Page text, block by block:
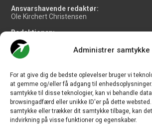
Administrer samtykke
For at give dig de bedste oplevelser bruger vi
at gemme og/eller få adgang til
samtykke til disse teknologier, kan vi behandle
browsingadfærd eller unikke ID'er på dette
samtykke eller trækker dit samtykke tilbage, kan
indvirkning på visse funktioner og egenskaber.
Ansvarshavende redaktør:
Ole Kirchert Christensen
Redaktionen:
Christian Granhøj Skouboe
Henrik Baumgarten
Danny Longhi Andreasen
Salg og jobannoncer:
salg@travelmedianordic.com
Vi tager ansvar for indholdet og er tilmeldt